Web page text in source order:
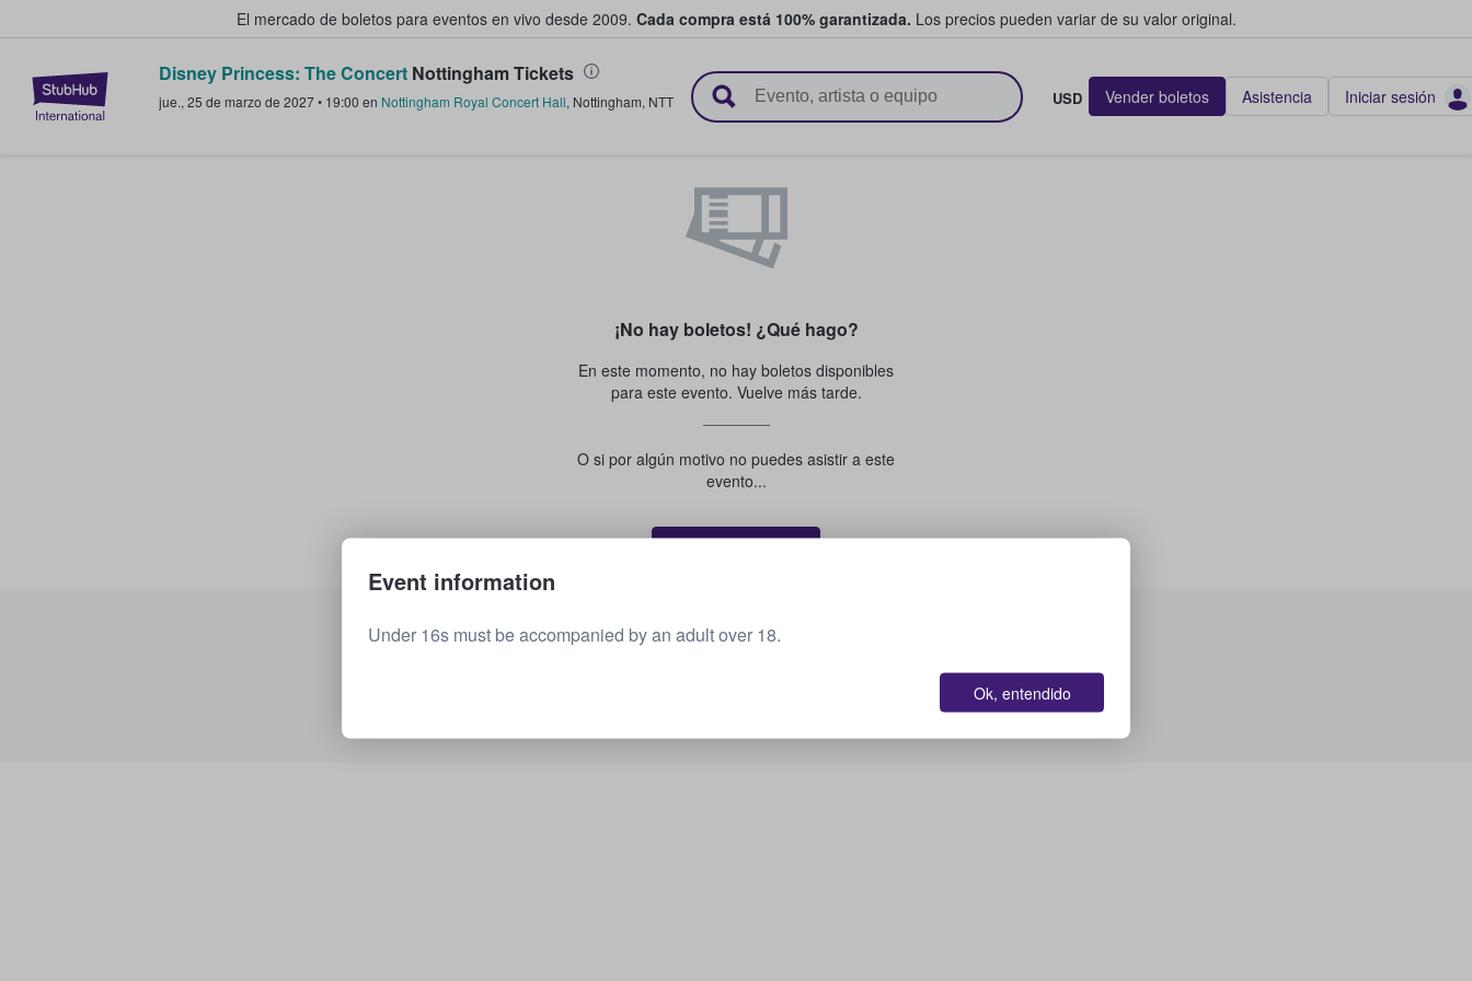
El mercado de boletos para eventos en vivo desde 2009. Cada compra está 100% garantizada. Los precios pueden variar de su valor original.
StubHub: donde los fans compran y venden boletos
Disney Princess: The Concert Nottingham Tickets
jue., 25 de marzo de 2027• 19:00 en Nottingham Royal Concert Hall, Nottingham, NTT USD Vender boletos Asistencia Iniciar sesión
¡No hay boletos! ¿Qué hago?
En este momento, no hay boletos disponibles
para este evento. Vuelve más tarde.
O si por algún motivo no puedes asistir a este
evento...
Consulta todos los próximos eventos
Event information
Under 16s must be accompanied by an adult over 18.
Ok, entendido